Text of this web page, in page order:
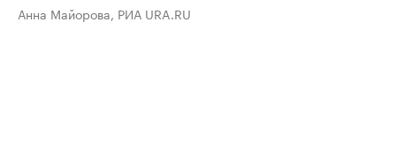
Анна Майорова, РИА URA.RU